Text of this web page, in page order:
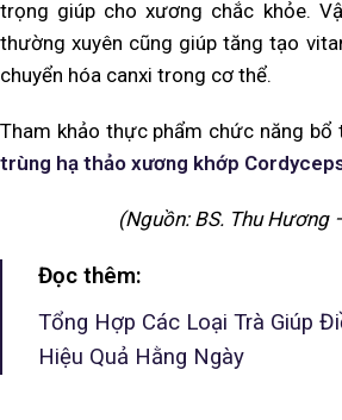
trọng giúp cho xương chắc khỏe.
thường xuyên cũng giúp tăng tạo
chuyển hóa canxi trong cơ thể.
Tham khảo thực phẩm chức năng bổ
trùng hạ thảo xương khớp
(Nguồn: BS. Thu
Đọc thêm:
Tổng Hợp Các Loại Trà Giúp
Hiệu Quả Hằng Ngày